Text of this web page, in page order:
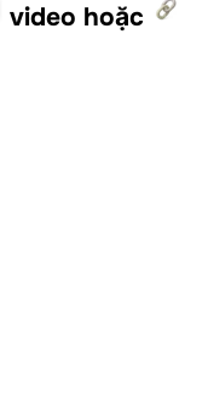
video hoặc